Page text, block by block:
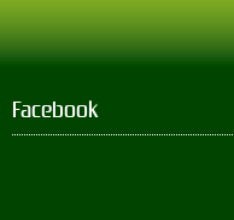
Facebook